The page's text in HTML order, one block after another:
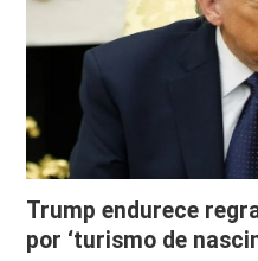
Trump endurece
por ‘turismo de